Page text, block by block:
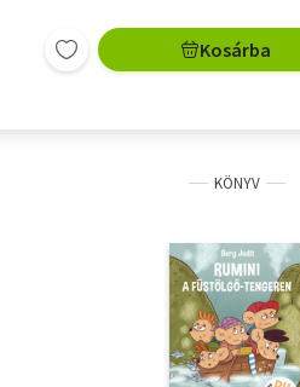
Kosárba
KÖNYV